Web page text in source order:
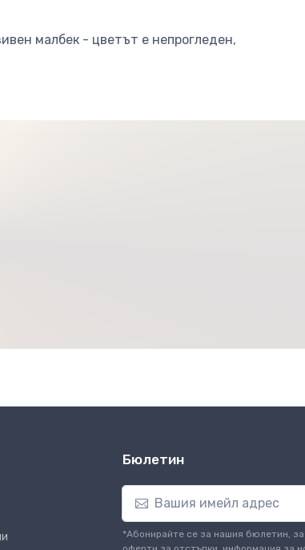
малбек - цветът е непрогледен,
Бюлетин
*Абонирайте се за нашия бюлетин,